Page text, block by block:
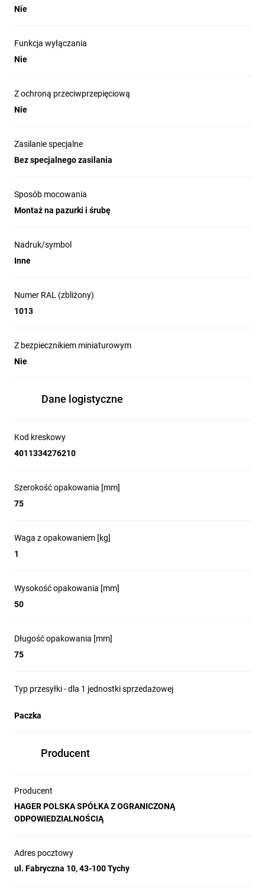
Nie
Funkcja wyłączania
Nie
Z ochroną przeciwprzepięciową
Nie
Zasilanie specjalne
Bez specjalnego zasilania
Sposób mocowania
Montaż na pazurki i śrubę
Nadruk/symbol
Inne
Numer RAL (zbliżony)
1013
Z bezpiecznikiem miniaturowym
Nie
Dane logistyczne
Kod kreskowy
4011334276210
Szerokość opakowania [mm]
75
Waga z opakowaniem [kg]
1
Wysokość opakowania [mm]
50
Długość opakowania [mm]
75
Typ przesyłki - dla 1 jednostki sprzedażowej
Paczka
Producent
Producent
HAGER POLSKA SPÓŁKA Z OGRANICZONĄ
ODPOWIEDZIALNOŚCIĄ
Adres pocztowy
ul. Fabryczna 10, 43-100 Tychy